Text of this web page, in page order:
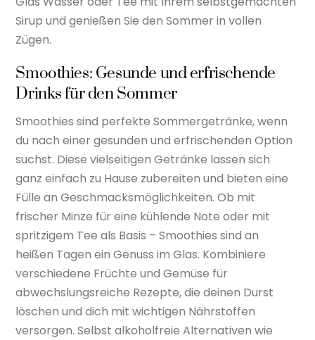
Sirup und genießen Sie den Sommer in vollen
Zügen.
Smoothies: Gesunde und erfrischende
Drinks für den Sommer
Smoothies sind perfekte Sommergetränke, wenn
du nach einer gesunden und erfrischenden Option
suchst. Diese vielseitigen Getränke lassen sich
ganz einfach zu Hause zubereiten und bieten eine
Fülle an Geschmacksmöglichkeiten. Ob mit
frischer Minze für eine kühlende Note oder mit
spritzigem Tee als Basis – Smoothies sind an
heißen Tagen ein Genuss im Glas. Kombiniere
verschiedene Früchte und Gemüse für
abwechslungsreiche Rezepte, die deinen Durst
löschen und dich mit wichtigen Nährstoffen
versorgen. Selbst alkoholfreie Alternativen wie